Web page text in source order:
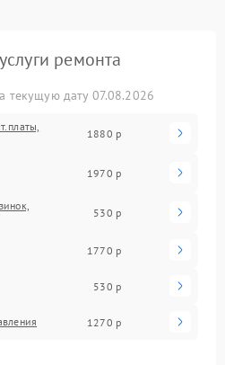
ремонта
текущую дату 07.08.2026
1880 р
1970 р
530 р
1770 р
530 р
1270 р